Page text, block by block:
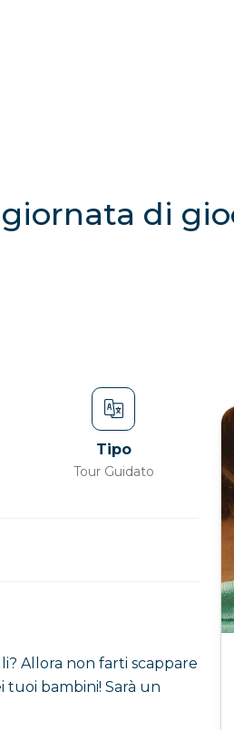
di
Tipo
Tour Guidato
Allora non farti scappare
tuoi bambini! Sarà un